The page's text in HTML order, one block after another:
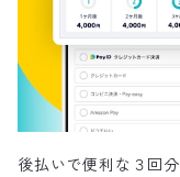
レッグウェア
メガネ・サングラス
後払いで便利な３回